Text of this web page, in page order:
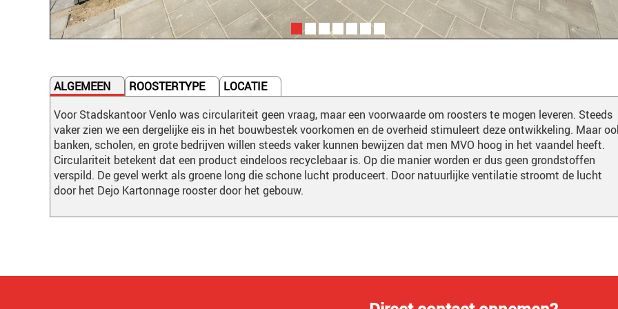
ALGEMEEN ROOSTERTYPE
LOCATIE
Voor Stadskantoor Venlo was circulariteit geen vraag, maar een voorwaarde om roosters te mogen leveren. Steeds
vaker zien we een dergelijke eis in het bouwbestek voorkomen en de overheid stimuleert deze ontwikkeling. Maar
banken, scholen, en grote bedrijven willen steeds vaker kunnen bewijzen dat men MVO hoog in het vaandel heeft.
Circulariteit betekent dat een product eindeloos recyclebaar is. Op die manier worden er dus geen grondstoffen
verspild. De gevel werkt als groene long die schone lucht produceert. Door natuurlijke ventilatie stroomt de lucht
door het Dejo Kartonnage rooster door het gebouw.